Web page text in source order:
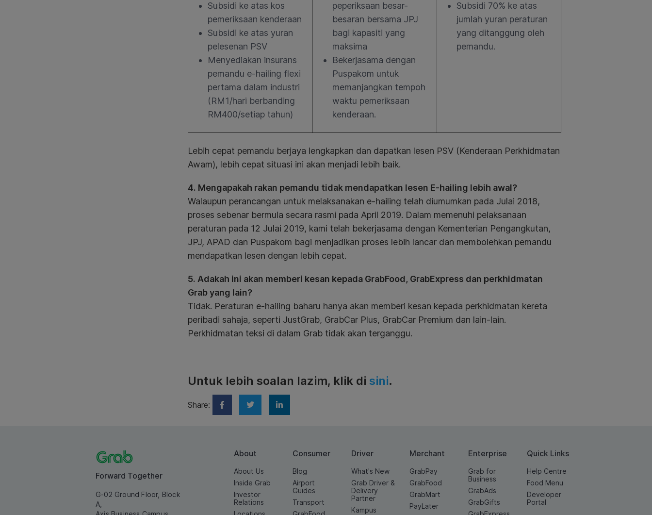
Subsidi ke atas kos
pemeriksaan kenderaan
Subsidi ke atas yuran
pelesenan PSV
Menyediakan insurans
pemandu e-hailing flexi
pertama dalam industri
(RM1/hari berbanding
RM400/setiap tahun)
peperiksaan besar-
besaran bersama JPJ
bagi kapasiti yang
maksima
Bekerjasama dengan
Puspakom untuk
memanjangkan tempoh
waktu pemeriksaan
kenderaan.
Subsidi 70% ke atas
jumlah yuran peraturan
yang ditanggung oleh
pemandu.
Lebih cepat pemandu berjaya lengkapkan dan dapatkan lesen PSV (Kenderaan Perkhidmatan
Awam), lebih cepat situasi ini akan menjadi lebih baik.
4. Mengapakah rakan pemandu tidak mendapatkan lesen E-hailing lebih awal?
Walaupun perancangan untuk melaksanakan e-hailing telah diumumkan pada Julai 2018,
proses sebenar bermula secara rasmi pada April 2019. Dalam memenuhi pelaksanaan
peraturan pada 12 Julai 2019, kami telah bekerjasama dengan Kementerian Pengangkutan,
JPJ, APAD dan Puspakom bagi menjadikan proses lebih lancar dan membolehkan pemandu
mendapatkan lesen dengan lebih cepat.
5. Adakah ini akan memberi kesan kepada GrabFood, GrabExpress dan perkhidmatan
Grab yang lain?
Tidak. Peraturan e-hailing baharu hanya akan memberi kesan kepada perkhidmatan kereta
peribadi sahaja, seperti JustGrab, GrabCar Plus, GrabCar Premium dan lain-lain.
Perkhidmatan teksi di dalam Grab tidak akan terganggu.
Untuk lebih soalan lazim, klik di sini.
Share:
Forward Together
G-02 Ground Floor, Block
A,
About
About Us
Inside Grab
Investor
Relations
Consumer
Blog
Airport
Guides
Transport
Driver
What's New
Grab Driver &
Delivery
Partner
Kampus
Merchant
GrabPay
GrabFood
GrabMart
PayLater
Enterprise
Grab for
Business
GrabAds
GrabGifts
Quick Links
Help Centre
Food Menu
Developer
Portal